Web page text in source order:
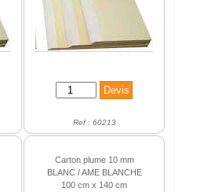
Ref : 60213
Carton plume 10 mm
BLANC / AME BLANCHE
100 cm x 140 cm